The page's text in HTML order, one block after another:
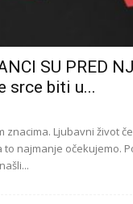
SU PRED
srce biti u...
znacima. Ljubavni život
najmanje očekujemo.